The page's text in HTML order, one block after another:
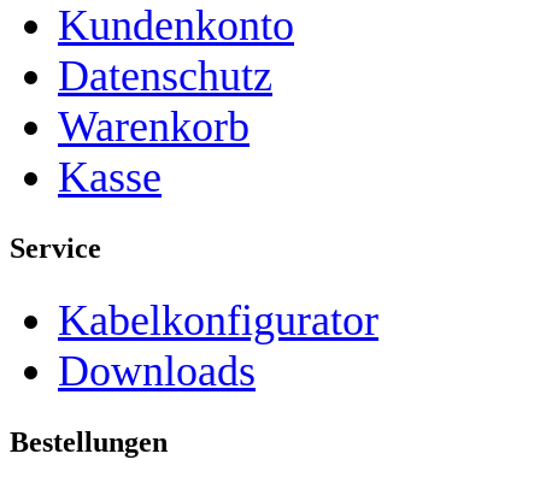
Kundenkonto
Datenschutz
Warenkorb
Kasse
Service
Kabelkonfigurator
Downloads
Bestellungen